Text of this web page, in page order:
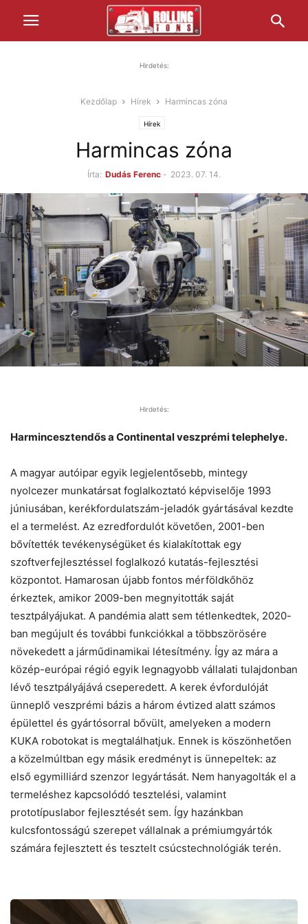
Hirdetés:
Kezdőlap Hírek Harmincas zóna
Hírek
Harmincas zóna
Írta: Dudás Ferenc - 2023. 07. 14.
Hirdetés:
Harmincesztendős a Continental veszprémi telephelye.
A magyar autóipar egyik legjelentősebb, mintegy
nyolcezer munkatársat foglalkoztató képviselője 1993
júniusában, kerékfordulatszám-jeladók gyártásával kezdte
el a termelést. Az ezredfordulót követően, 2001-ben
bővítették tevékenységüket és kialakítottak egy
szoftverfejlesztéssel foglalkozó kutatás-fejlesztési
központot. Hamarosan újabb fontos mérföldkőhöz
érkeztek, amikor 2009-ben megnyitották saját
tesztpályájukat. A pandémia alatt sem tétlenkedtek, 2020-
ban megújult és további funkciókkal a többszörösére
növekedett a járműdinamikai létesítmény. Így az mára a
közép-európai régió egyik legnagyobb vállalati tulajdonban
lévő tesztpályájává cseperedett. A kerek évfordulóját
ünneplő veszprémi bázis a három évtized alatt számos
épülettel és gyártósorral bővült, amelyeken a modern
KUKA robotokat is megtalálhatjuk. Ennek is köszönhetően
a közelmúltban egy másik eredményt is ünnepeltek: az
első egymilliárd szenzor legyártását. Nem hanyagolták el a
termeléshez kapcsolódó tesztelési, valamint
prototípuslabor fejlesztését sem. Így hazánkban
kulcsfontosságú szerepet vállalnak a prémiumgyártók
számára fejlesztett és tesztelt csúcstechnológiák terén.
Befutottak